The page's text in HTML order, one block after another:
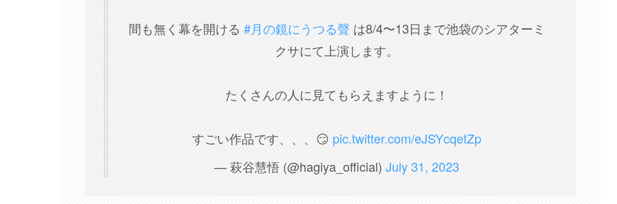
間も無く幕を開ける #月の鏡にうつる聲 は8/4〜13日まで池袋のシアターミ
クサにて上演します。
たくさんの人に見てもらえますように！
すごい作品です、、、😏 pic.twitter.com/eJSYcqetZp
— 萩谷慧悟 (@hagiya_official) July 31, 2023